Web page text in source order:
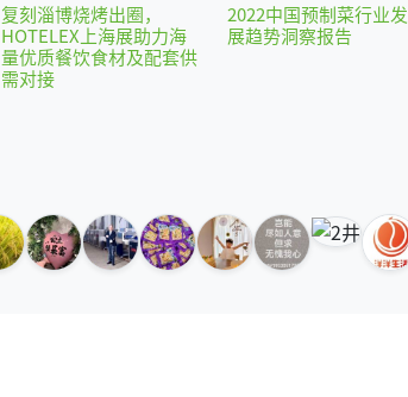
复刻淄博烧烤出圈，
HOTELEX上海展助力海
量优质餐饮食材及配套供
需对接
2022中国预制菜行业发
展趋势洞察报告